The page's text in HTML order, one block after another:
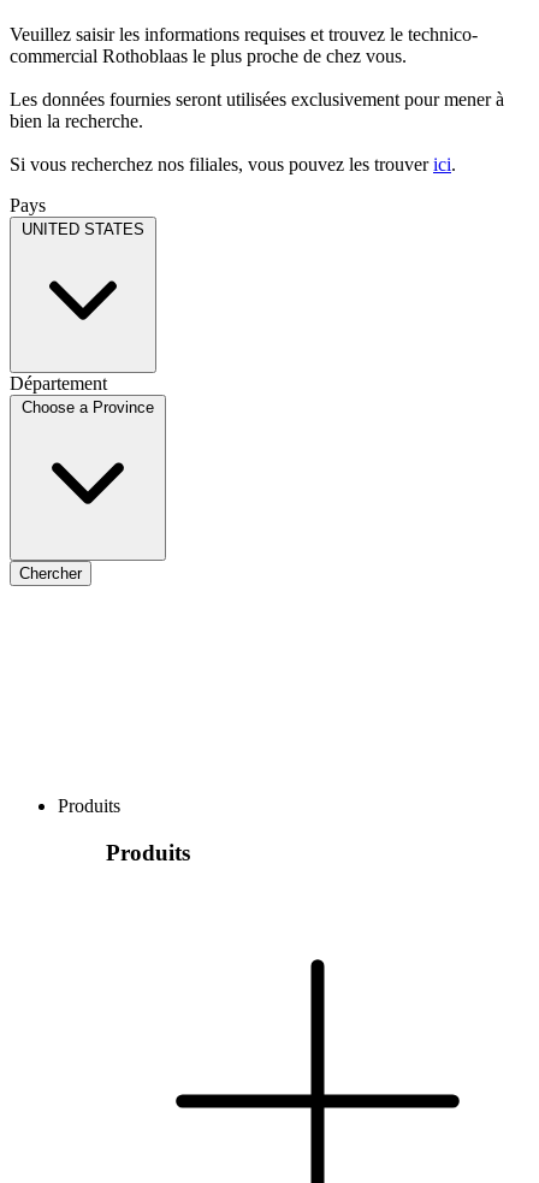
Veuillez saisir les informations requises et trouvez le technico-
commercial Rothoblaas le plus proche de chez vous.
Les données fournies seront utilisées exclusivement pour mener à
bien la recherche.
Si vous recherchez nos filiales, vous pouvez les trouverici.
Pays
UNITED STATES
Département
Choose a Province
Chercher
Produits
Produits